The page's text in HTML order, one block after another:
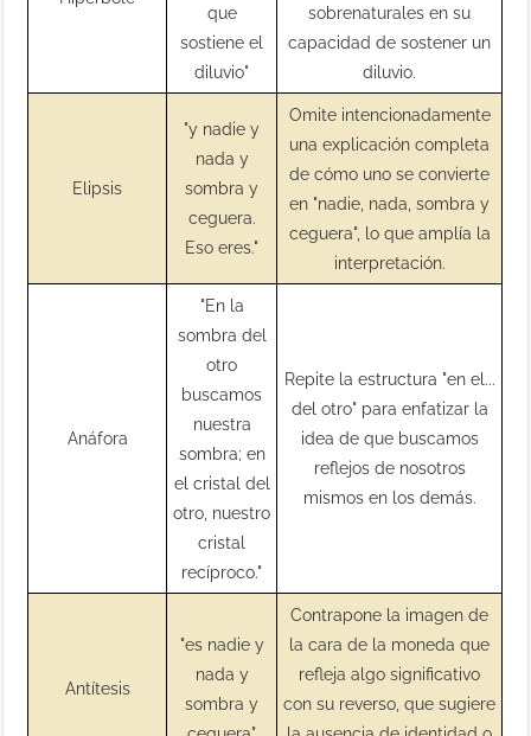
que
sostiene el
diluvio"
sobrenaturales en su
capacidad de sostener un
diluvio.
Elipsis
"y nadie y
nada y
sombra y
ceguera.
Eso eres."
Omite intencionadamente
una explicación completa
de cómo uno se convierte
en "nadie, nada, sombra y
ceguera", lo que amplía la
interpretación.
Anáfora
"En la
sombra del
otro
buscamos
nuestra
sombra; en
el cristal del
otro, nuestro
cristal
recíproco."
Repite la estructura "en el...
del otro" para enfatizar la
idea de que buscamos
reflejos de nosotros
mismos en los demás.
Antítesis
"es nadie y
nada y
sombra y
Contrapone la imagen de
la cara de la moneda que
refleja algo significativo
con su reverso, que sugiere